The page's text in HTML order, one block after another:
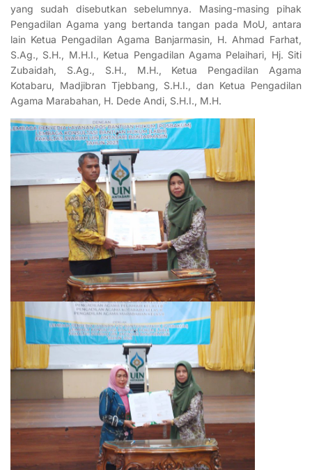
yang sudah disebutkan sebelumnya. Masing-masing pihak
Pengadilan Agama yang bertanda tangan pada MoU, antara
lain Ketua Pengadilan Agama Banjarmasin, H. Ahmad Farhat,
S.Ag., S.H., M.H.I., Ketua Pengadilan Agama Pelaihari, Hj. Siti
Zubaidah, S.Ag., S.H., M.H., Ketua Pengadilan Agama
Kotabaru, Madjibran Tjebbang, S.H.I., dan Ketua Pengadilan
Agama Marabahan, H. Dede Andi, S.H.I., M.H.